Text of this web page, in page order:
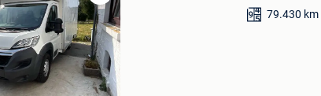
Sauvegarder
dans
Mes
Favoris
79.430 km